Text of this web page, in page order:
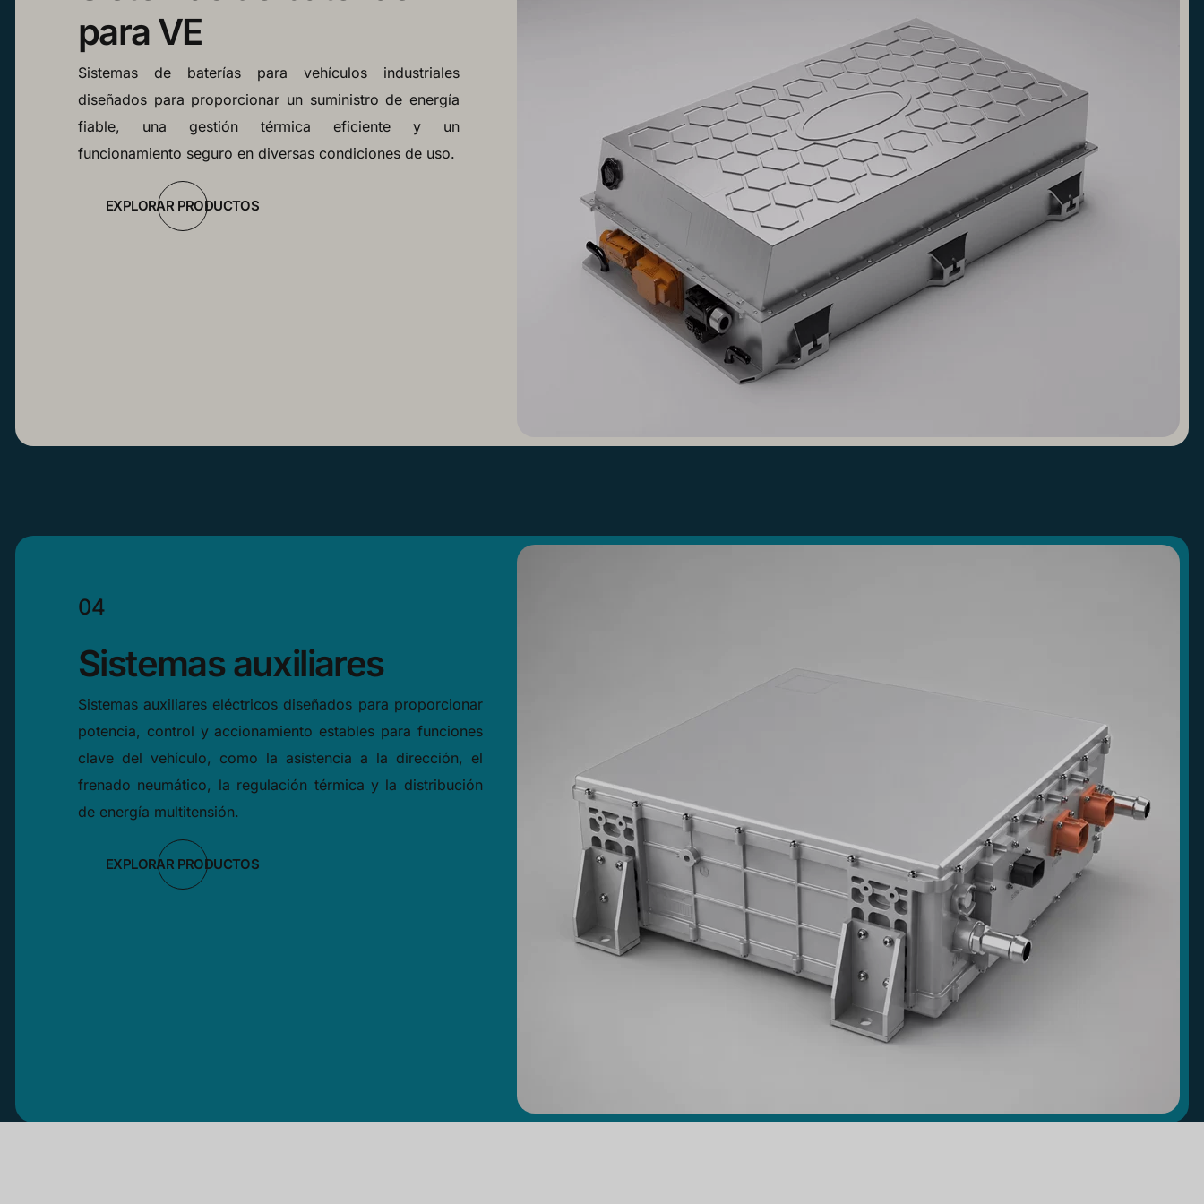
para VE
Sistemas de baterías para vehículos industriales
diseñados para proporcionar un suministro de energía
fiable, una gestión térmica eficiente y un
funcionamiento seguro en diversas condiciones de uso.
EXPLORAR PRODUCTOS
04
Sistemas auxiliares
Sistemas auxiliares eléctricos diseñados para proporcionar
potencia, control y accionamiento estables para funciones
clave del vehículo, como la asistencia a la dirección, el
frenado neumático, la regulación térmica y la distribución
de energía multitensión.
EXPLORAR PRODUCTOS